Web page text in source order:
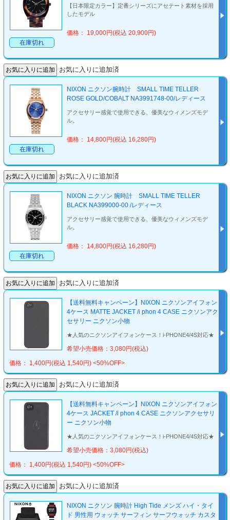
【日本限定カラー】定番シリーズにアセテート素材を採用
したモデル
価格： 19,000円(税込 20,900円)
在庫切れ
お気に入りに追加済
NIXON ニクソン腕時計 SMALL TIME TELLER
ROSE GOLD/COBALT NA3991748-00/レディース
アクセサリー感覚で使用できる、優美なウィメンズモデ
ル。
価格： 14,800円(税込 16,280円)
在庫切れ
お気に入りに追加済
NIXON ニクソン 腕時計 SMALL TIME TELLER
BLACK NA399000-00 /レディース
アクセサリー感覚で使用できる、優美なウィメンズモデ
ル。
価格： 14,800円(税込 16,280円)
在庫切れ
お気に入りに追加済
【送料無料キャンペーン】NIXON ニクソンアイフォン
4ケース MATTE JACKET /i phon 4 CASE ニクソンアク
セサリー ニクソン小物
★人気のニクソンアイフォンケース！i-PHONE4/4S対応★
希望小売価格：3,080円(税込)
価格： 1,400円(税込 1,540円) <50%OFF>
お気に入りに追加済
【送料無料キャンペーン】NIXON ニクソンアイフォン
4ケース JACKET /i phon 4 CASE ニクソンアクセサリ
ー ニクソン小物
★人気のニクソンアイフォンケース！i-PHONE4/4S対応★
希望小売価格：3,080円(税込)
価格： 1,400円(税込 1,540円) <50%OFF>
お気に入りに追加済
NIXON ニクソン 腕時計 High Tide メンズ ハイ・タイ
ド 男性用 ウォッチ サーフィン サーフウォッチ カスタ